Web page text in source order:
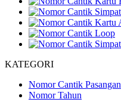
KATEGORI
Nomor Cantik Pasangan
Nomor Tahun